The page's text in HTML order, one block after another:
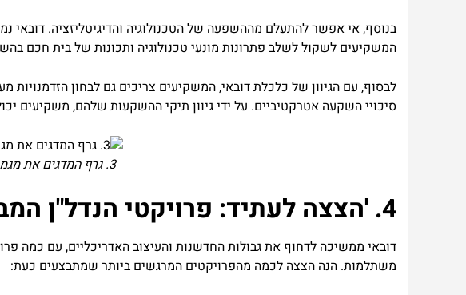
המשקיעים לשקול לשלב פתרונות מונעי טכנולוגיה ותכונות של בית חכם
לבסוף, עם הגיוון של כלכלת דובאי, המשקיעים צריכים גם לבחון הזדמנויות
סיכויי השקעה אטרקטיביים. על ידי גיוון תיקי ההשקעות שלהם, משקיעים
3. גרף המדגים את מגמת העלייה של השקעות נדל"ן בדובאי לאורך השנים.
4. 'הצצה לעתיד: פרויקטי הנדל"ן המבטיחים ביותר בדובאי.'
דובאי ממשיכה לדחוף את גבולות החדשנות והעיצוב האדריכליים, עם כמה
משתלמות. הנה הצצה לכמה מהפרויקטים המרגשים ביותר שמתבצעים כעת: